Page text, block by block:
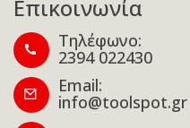
Επικοινωνία
Τηλέφωνο:
2394 022430
Email:
info@toolspot.gr